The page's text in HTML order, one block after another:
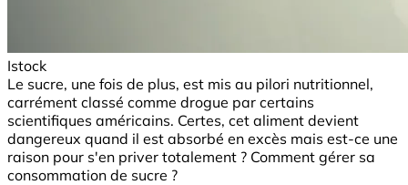
Istock
Le sucre, une fois de plus, est mis au pilori nutritionnel,
carrément classé comme drogue par certains
scientifiques américains. Certes, cet aliment devient
dangereux quand il est absorbé en excès mais est-ce une
raison pour s'en priver totalement ? Comment gérer sa
consommation de sucre ?